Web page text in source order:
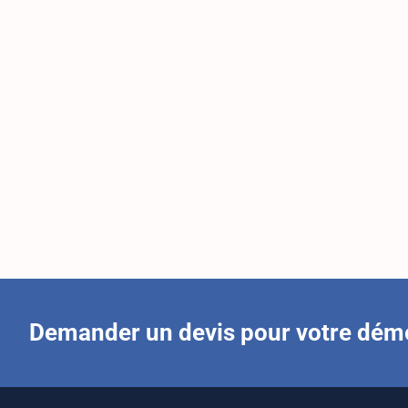
Demander un devis pour votre